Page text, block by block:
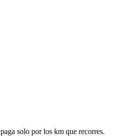
paga solo por los km que recorres.